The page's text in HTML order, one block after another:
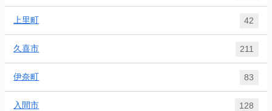
上里町 42
久喜市 211
伊奈町 83
入間市 128